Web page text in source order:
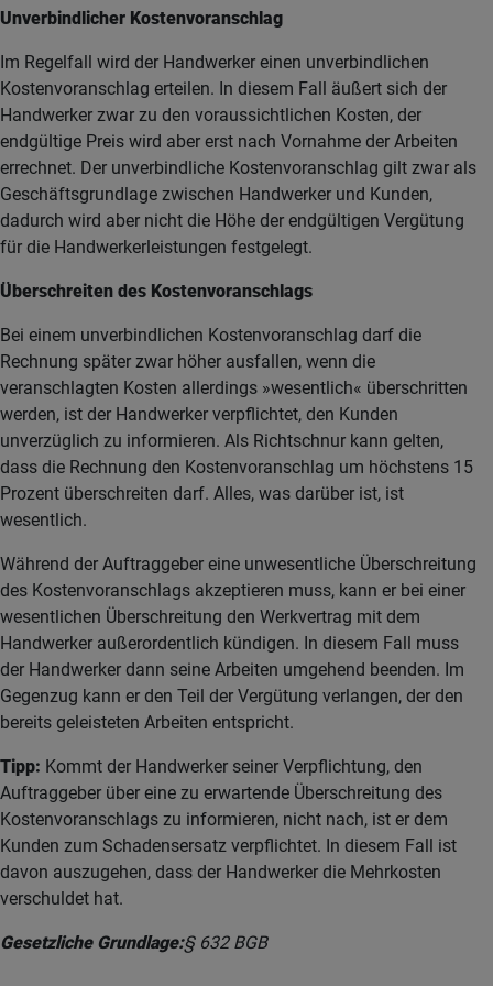
Unverbindlicher Kostenvoranschlag
Im Regelfall wird der Handwerker einen unverbindlichen
Kostenvoranschlag erteilen. In diesem Fall äußert sich der
Handwerker zwar zu den voraussichtlichen Kosten, der
endgültige Preis wird aber erst nach Vornahme der Arbeiten
errechnet. Der unverbindliche Kostenvoranschlag gilt zwar als
Geschäftsgrundlage zwischen Handwerker und Kunden,
dadurch wird aber nicht die Höhe der endgültigen Vergütung
für die Handwerkerleistungen festgelegt.
Überschreiten des Kostenvoranschlags
Bei einem unverbindlichen Kostenvoranschlag darf die
Rechnung später zwar höher ausfallen, wenn die
veranschlagten Kosten allerdings »wesentlich« überschritten
werden, ist der Handwerker verpflichtet, den Kunden
unverzüglich zu informieren. Als Richtschnur kann gelten,
dass die Rechnung den Kostenvoranschlag um höchstens 15
Prozent überschreiten darf. Alles, was darüber ist, ist
wesentlich.
Während der Auftraggeber eine unwesentliche Überschreitung
des Kostenvoranschlags akzeptieren muss, kann er bei einer
wesentlichen Überschreitung den Werkvertrag mit dem
Handwerker außerordentlich kündigen. In diesem Fall muss
der Handwerker dann seine Arbeiten umgehend beenden. Im
Gegenzug kann er den Teil der Vergütung verlangen, der den
bereits geleisteten Arbeiten entspricht.
Tipp: Kommt der Handwerker seiner Verpflichtung, den
Auftraggeber über eine zu erwartende Überschreitung des
Kostenvoranschlags zu informieren, nicht nach, ist er dem
Kunden zum Schadensersatz verpflichtet. In diesem Fall ist
davon auszugehen, dass der Handwerker die Mehrkosten
verschuldet hat.
Gesetzliche Grundlage:§ 632 BGB